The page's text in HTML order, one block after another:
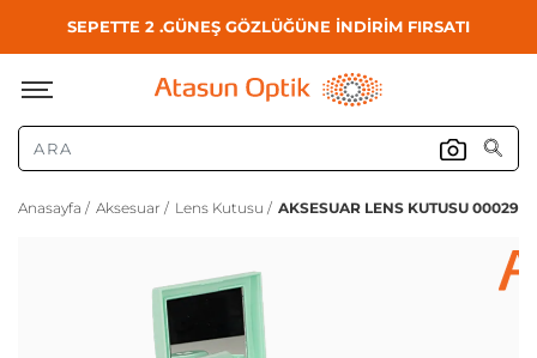
SEPETTE 2 .GÜNEŞ GÖZLÜĞÜNE İNDİRİM FIRSATI
Anasayfa / Aksesuar / Lens Kutusu / AKSESUAR LENS KUTUSU 00029